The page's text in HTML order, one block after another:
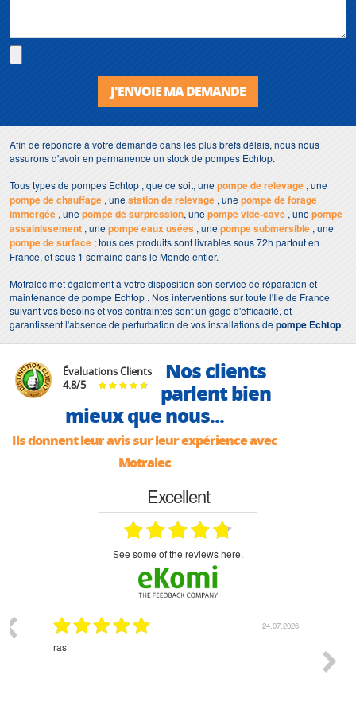
J'ENVOIE MA DEMANDE
Afin de répondre à votre demande dans les plus brefs délais, nous nous
assurons d'avoir en permanence un stock de pompes Echtop.
Tous types de pompes Echtop , que ce soit, unepompe de relevage , une
pompe de chauffage , unestation de relevage , unepompe de forage
immergée , unepompe de surpression, unepompe vide-cave , unepompe
assainissement , unepompe eaux usées , unepompe submersible , une
pompe de surface ; tous ces produits sont livrables sous 72h partout en
France, et sous 1 semaine dans le Monde entier.
Motralec met également à votre disposition son service de réparation et
maintenance de pompe Echtop . Nos interventions sur toute l'Ile de France
suivant vos besoins et vos contraintes sont un gage d'efficacité, et
garantissent l'absence de perturbation de vos installations depompe Echtop.
Évaluations Clients
4.8/5
Nos clients
parlent bien
mieux que nous...
Ils donnent leur avis sur leur expérience avec
Motralec
Excellent
see some of the reviews here.
24.07.2026
ras